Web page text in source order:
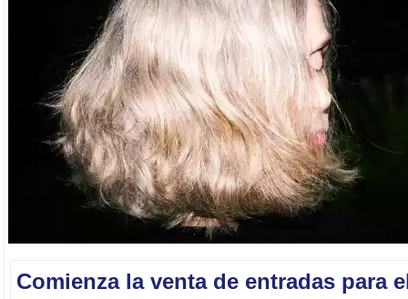
Comienza la venta de entradas para